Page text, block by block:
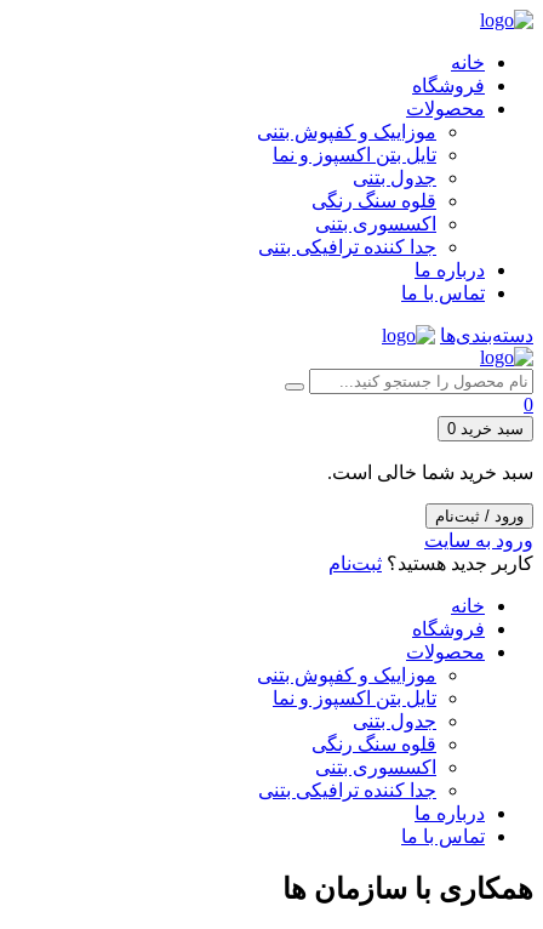
خانه
فروشگاه
محصولات
موزاییک و کفپوش بتنی
تایل بتن اکسپوز و نما
جدول بتنی
قلوه سنگ رنگی
اکسسوری بتنی
جدا کننده ترافیکی بتنی
درباره ما
تماس با ما
دسته‌بندی‌ها
0
سبد خرید 0
سبد خرید شما خالی است.
ورود / ثبت‌نام
ورود به سایت
کاربر جدید هستید؟ ثبت‌نام
خانه
فروشگاه
محصولات
موزاییک و کفپوش بتنی
تایل بتن اکسپوز و نما
جدول بتنی
قلوه سنگ رنگی
اکسسوری بتنی
جدا کننده ترافیکی بتنی
درباره ما
تماس با ما
همکاری با سازمان ها